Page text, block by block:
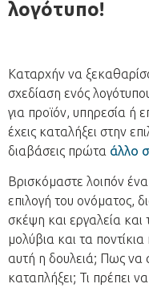
λογότυπο!
Καταρχήν να
σχεδίαση ενός
για προϊόν, υπηρεσία ή
έχεις καταλήξει στην
διαβάσεις πρώτα άλλο
Βρισκόμαστε λοιπόν
επιλογή του ονόματος,
σκέψη και εργαλεία και
μολύβια και τα
αυτή η δουλειά; Πως να
καταπλήξει; Τι πρέπει